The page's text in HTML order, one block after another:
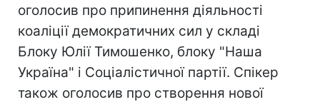
оголосив про припинення діяльності
коаліції демократичних сил у складі
Блоку Юлії Тимошенко, блоку "Наша
Україна" і Соціалістичної партії. Спікер
також оголосив про створення нової